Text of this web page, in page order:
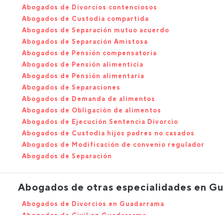
Abogados de Divorcios contenciosos
Abogados de Custodia compartida
Abogados de Separación mutuo acuerdo
Abogados de Separación Amistosa
Abogados de Pensión compensatoria
Abogados de Pensión alimenticia
Abogados de Pensión alimentaria
Abogados de Separaciones
Abogados de Demanda de alimentos
Abogados de Obligación de alimentos
Abogados de Ejecución Sentencia Divorcio
Abogados de Custodia hijos padres no casados
Abogados de Modificación de convenio regulador
Abogados de Separación
Abogados de otras especialidades en
Abogados de Divorcios en Guadarrama